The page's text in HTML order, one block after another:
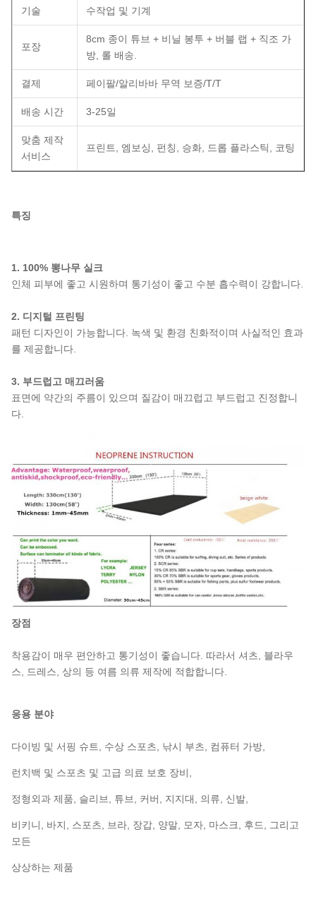
기술 수작업 및 기계
포장
8cm 종이 튜브 + 비닐 봉투 + 버블 랩 + 직조 가
방, 롤 배송.
결제 페이팔/알리바바 무역 보증/T/T
배송 시간 3-25일
맞춤 제작
서비스
프린트, 엠보싱, 펀칭, 승화, 드롭 플라스틱, 코팅
특징
1. 100% 뽕나무 실크
인체 피부에 좋고 시원하며 통기성이 좋고 수분 흡수력이 강합니다.
2. 디지털 프린팅
패턴 디자인이 가능합니다. 녹색 및 환경 친화적이며 사실적인 효과
를 제공합니다.
3. 부드럽고 매끄러움
표면에 약간의 주름이 있으며 질감이 매끄럽고 부드럽고 진정합니
다.
장점
착용감이 매우 편안하고 통기성이 좋습니다. 따라서 셔츠, 블라우
스, 드레스, 상의 등 여름 의류 제작에 적합합니다.
응용 분야
다이빙 및 서핑 슈트, 수상 스포츠, 낚시 부츠, 컴퓨터 가방,
런치백 및 스포츠 및 고급 의료 보호 장비,
정형외과 제품, 슬리브, 튜브, 커버, 지지대, 의류, 신발,
비키니, 바지, 스포츠, 브라, 장갑, 양말, 모자, 마스크, 후드, 그리고
모든
상상하는 제품